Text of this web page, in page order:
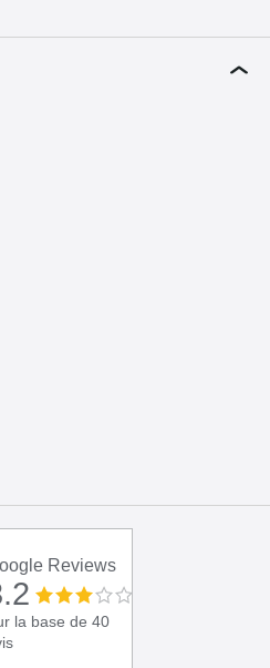
Reviews
la base de 40